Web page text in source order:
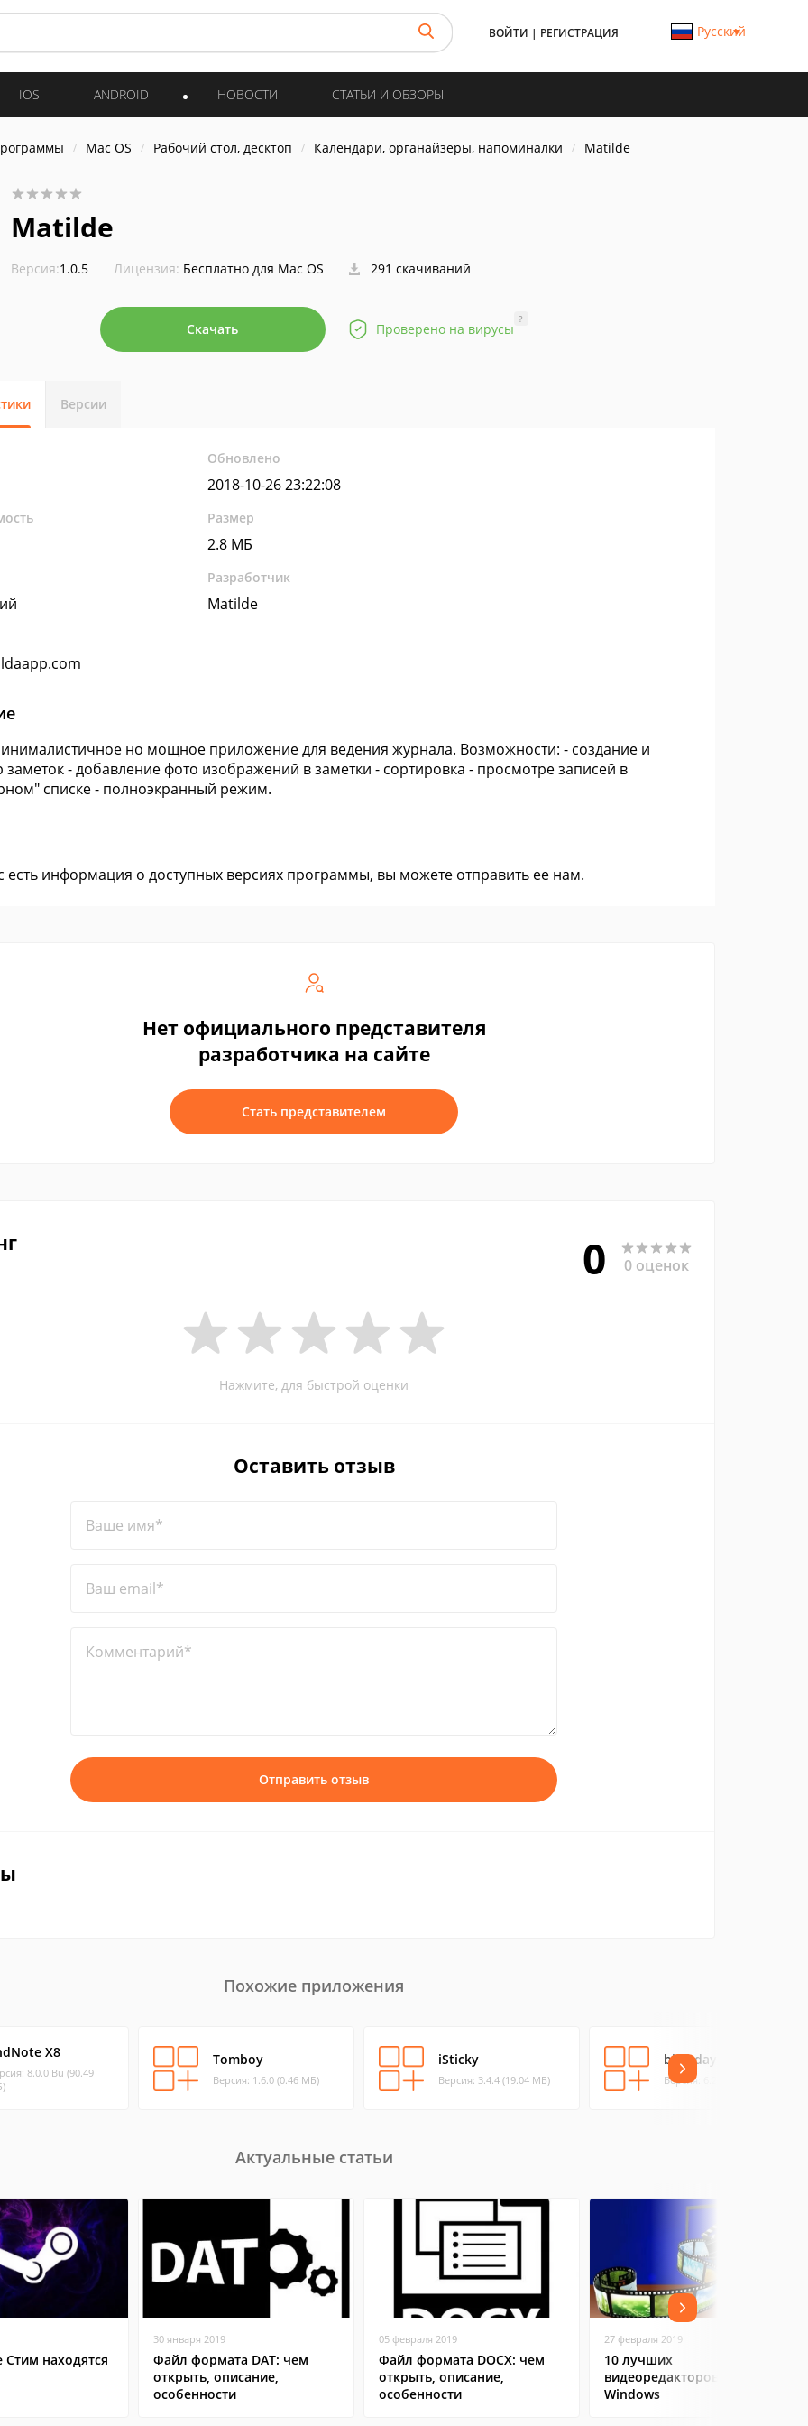
ВОЙТИ | РЕГИСТРАЦИЯ Русский
IOS ANDROID НОВОСТИ СТАТЬИ И ОБЗОРЫ
Mac OS Рабочий стол, десктоп Календари, органайзеры, напоминалки Matilde
Matilde
Версия:1.0.5 Лицензия: Бесплатно для Mac OS 291 скачиваний
Скачать Проверено на вирусы
?
Версии
Обновлено
2018-10-26 23:22:08
Размер
2.8 МБ
Разработчик
Matilde
но мощное приложение для ведения журнала. Возможности: - создание и
заметок - добавление фото изображений в заметки - сортировка - просмотре записей в
списке - полноэкранный режим.
есть информация о доступных версиях программы, вы можете отправить ее нам.
Нет официального представителя
разработчика на сайте
Стать представителем
0 0 оценок
Нажмите, для быстрой оценки
Оставить отзыв
Ваше имя*
Ваш email*
Комментарий*
Отправить отзыв
Похожие приложения
X8
8.0.0 Bu (90.49
Tomboy
Версия: 1.6.0 (0.46 МБ)
iSticky
Версия: 3.4.4 (19.04 МБ)
birthdayBook
Версия: 6.2 (2.65 МБ)
Актуальные статьи
Стим находятся
30 января 2019
Файл формата DAT: чем
открыть, описание,
особенности
05 февраля 2019
Файл формата DOCX: чем
открыть, описание,
особенности
27 февраля 2019
10 лучших
видеоредакторов на
Windows